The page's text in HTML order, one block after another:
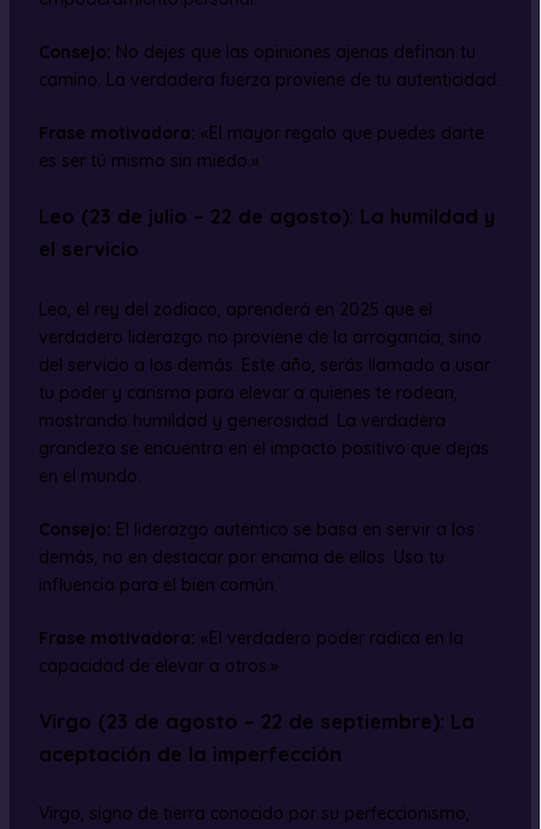
Consejo: No dejes que las opiniones ajenas definan tu
camino. La verdadera fuerza proviene de tu autenticidad.
Frase motivadora: «El mayor regalo que puedes darte
es ser tú mismo sin miedo.»
Leo (23 de julio – 22 de agosto): La humildad y
el servicio
Leo, el rey del zodiaco, aprenderá en 2025 que el
verdadero liderazgo no proviene de la arrogancia, sino
del servicio a los demás. Este año, serás llamado a usar
tu poder y carisma para elevar a quienes te rodean,
mostrando humildad y generosidad. La verdadera
grandeza se encuentra en el impacto positivo que dejas
en el mundo.
Consejo: El liderazgo auténtico se basa en servir a los
demás, no en destacar por encima de ellos. Usa tu
influencia para el bien común.
Frase motivadora: «El verdadero poder radica en la
capacidad de elevar a otros.»
Virgo (23 de agosto – 22 de septiembre): La
aceptación de la imperfección
Virgo, signo de tierra conocido por su perfeccionismo,